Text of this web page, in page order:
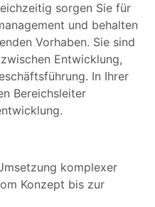
sorgen Sie für
und behalten
Vorhaben. Sie sind
Entwicklung,
In Ihrer
Bereichsleiter
komplexer
Konzept bis zur